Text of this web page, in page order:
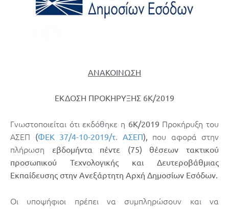
ΑΝΑΚΟΙΝΩΣΗ
ΕΚΔΟΣΗ ΠΡΟΚΗΡΥΞΗΣ 6Κ/2019
Γνωστοποιείται ότι εκδόθηκε η 6Κ/2019 Προκήρυξη του
ΑΣΕΠ (ΦΕΚ 37/4-10-2019/τ. ΑΣΕΠ),
που αφορά στην
πλήρωση
εβδομήντα πέντε (75) θέσεων τακτικού
προσωπικού Τεχνολογικής και Δευτεροβάθμιας
Εκπαίδευσης στην Ανεξάρτητη Αρχή Δημοσίων Εσόδων.
Οι υποψήφιοι πρέπει να συμπληρώσουν και να